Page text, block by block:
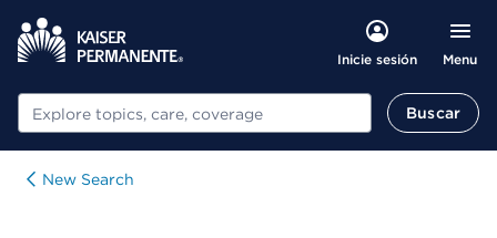
Inicie sesión Menu
Buscar Buscar
New Search